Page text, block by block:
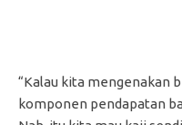
“Kalau kita mengenakan
komponen pendapatan